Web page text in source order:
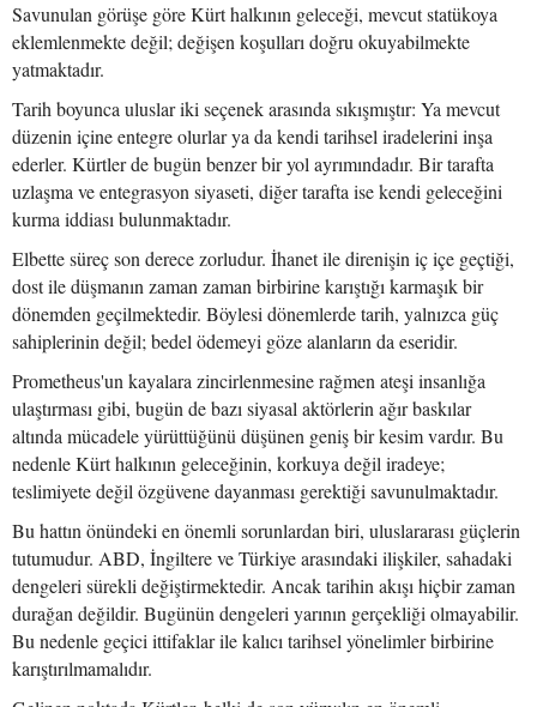
Savunulan görüşe göre Kürt halkının geleceği, mevcut statükoya
eklemlenmekte değil; değişen koşulları doğru okuyabilmekte
yatmaktadır.
Tarih boyunca uluslar iki seçenek arasında sıkışmıştır: Ya mevcut
düzenin içine entegre olurlar ya da kendi tarihsel iradelerini inşa
ederler. Kürtler de bugün benzer bir yol ayrımındadır. Bir tarafta
uzlaşma ve entegrasyon siyaseti, diğer tarafta ise kendi geleceğini
kurma iddiası bulunmaktadır.
Elbette süreç son derece zorludur. İhanet ile direnişin iç içe geçtiği,
dost ile düşmanın zaman zaman birbirine karıştığı karmaşık bir
dönemden geçilmektedir. Böylesi dönemlerde tarih, yalnızca güç
sahiplerinin değil; bedel ödemeyi göze alanların da eseridir.
Prometheus'un kayalara zincirlenmesine rağmen ateşi insanlığa
ulaştırması gibi, bugün de bazı siyasal aktörlerin ağır baskılar
altında mücadele yürüttüğünü düşünen geniş bir kesim vardır. Bu
nedenle Kürt halkının geleceğinin, korkuya değil iradeye;
teslimiyete değil özgüvene dayanması gerektiği savunulmaktadır.
Bu hattın önündeki en önemli sorunlardan biri, uluslararası güçlerin
tutumudur. ABD, İngiltere ve Türkiye arasındaki ilişkiler, sahadaki
dengeleri sürekli değiştirmektedir. Ancak tarihin akışı hiçbir zaman
durağan değildir. Bugünün dengeleri yarının gerçekliği olmayabilir.
Bu nedenle geçici ittifaklar ile kalıcı tarihsel yönelimler birbirine
karıştırılmamalıdır.